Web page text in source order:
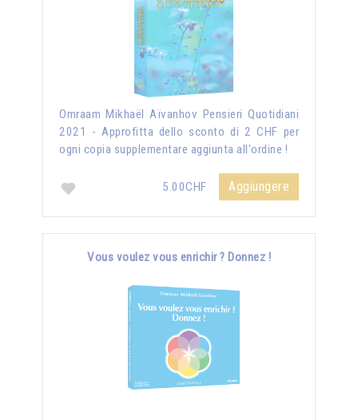
Omraam Mikhaël Aïvanhov Pensieri Quotidiani
2021 - Approfitta dello sconto di 2 CHF per
ogni copia supplementare aggiunta all'ordine !
5.00CHF Aggiungere
Vous voulez vous enrichir ? Donnez !